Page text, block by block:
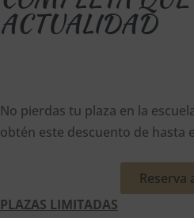
ACTUALIDAD
No pierdas tu plaza en la
obtén este descuento de hasta
Reserva
PLAZAS LIMITADAS